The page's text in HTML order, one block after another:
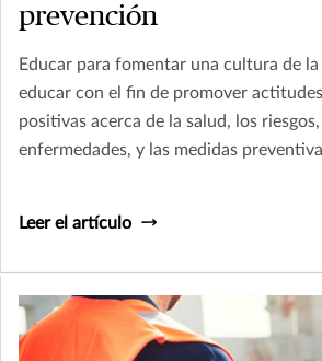
prevención
Educar para fomentar una cultura de
educar con el fin de promover
positivas acerca de la salud, los
enfermedades, y las medidas
Leer el artículo